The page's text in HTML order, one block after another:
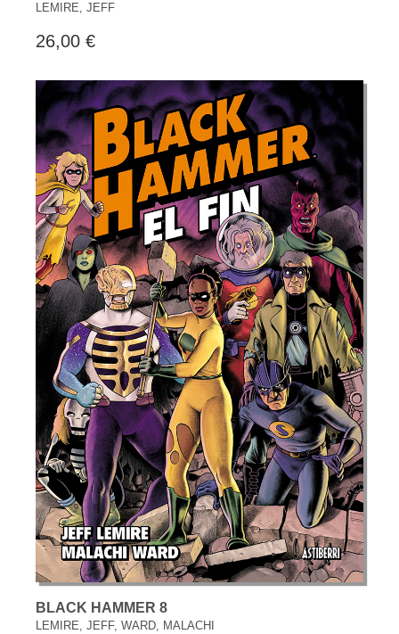
LEMIRE, JEFF
26,00 €
BLACK HAMMER 8
LEMIRE, JEFF, WARD, MALACHI